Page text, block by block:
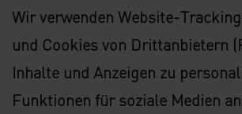
Wir verwenden Website-
und Cookies von Drittanbietern
Inhalte und Anzeigen zu
Funktionen für soziale Medien